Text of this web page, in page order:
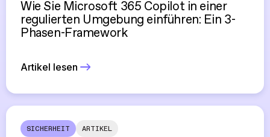
Wie Sie Microsoft 365 Copilot in einer
regulierten Umgebung einführen: Ein 3-
Phasen-Framework
Artikel lesen
SICHERHEIT ARTIKEL